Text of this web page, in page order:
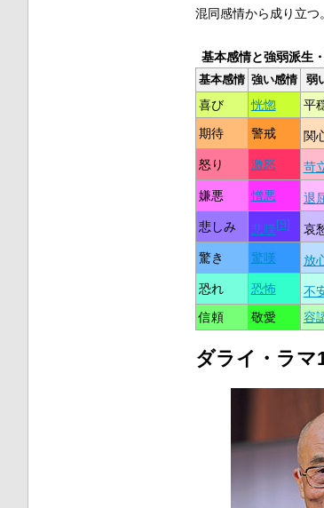
混同感情から成り立つ。
基本感情と強弱派生
基本感情 強い感情 弱
喜び 恍惚 平
期待
警戒 関
怒り 激怒 苛
嫌悪 憎悪 退
悲しみ 悲嘆[9] 哀
驚き 驚嘆 放
恐れ 恐怖 不
信頼
敬愛 容
ダライ・ラマ